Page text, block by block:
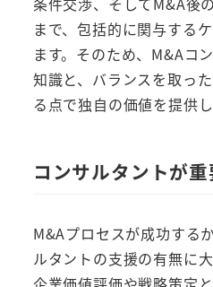
まで、包括的に関与する
ます。そのため、M&Aコ
知識と、バランスを取っ
る点で独自の価値を提供し
コンサルタントが
M&Aプロセスが成功する
ルタントの支援の有無に